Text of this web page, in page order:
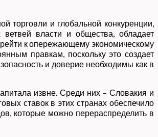
торговли и глобальной конкуренции,
власти и общества, обладает
к опережающему экономическому
правкам, поскольку это создает
и доверие необходимы как в
извне. Среди них – Словакия и
ставок в этих странах обеспечило
которые можно перераспределить в